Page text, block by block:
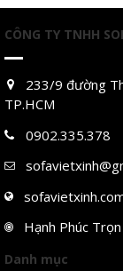
CÔNG TY TNHH
233/9 đường
TP.HCM
0902.335.378
Hạnh Phúc Trọn
Danh mục